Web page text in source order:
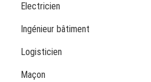
Electricien
Ingénieur bâtiment
Logisticien
Maçon